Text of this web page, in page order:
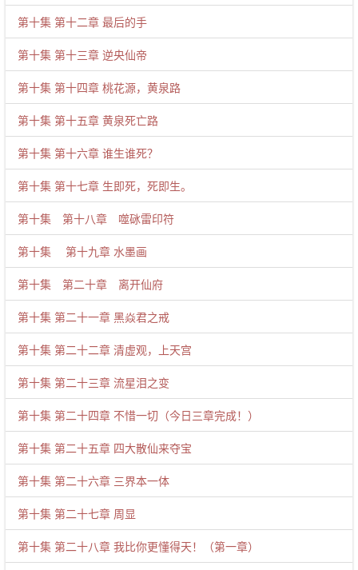
第十集 第十二章 最后的手
第十集 第十三章 逆央仙帝
第十集 第十四章 桃花源，黄泉路
第十集 第十五章 黄泉死亡路
第十集 第十六章 谁生谁死？
第十集 第十七章 生即死，死即生。
第十集 第十八章 噬砯雷印符
第十集 第十九章 水墨画
第十集 第二十章 离开仙府
第十集 第二十一章 黑焱君之戒
第十集 第二十二章 清虚观，上天宫
第十集 第二十三章 流星泪之变
第十集 第二十四章 不惜一切（今日三章完成！）
第十集 第二十五章 四大散仙来夺宝
第十集 第二十六章 三界本一体
第十集 第二十七章 周显
第十集 第二十八章 我比你更懂得天！（第一章）